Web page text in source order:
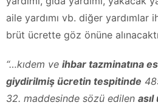
aile yardımı vb. diğer yardımlar
brüt ücrette göz önüne
“…kıdem ve ihbar tazminatına
giydirilmiş ücretin tespitinde
32. maddesinde sözü edilen